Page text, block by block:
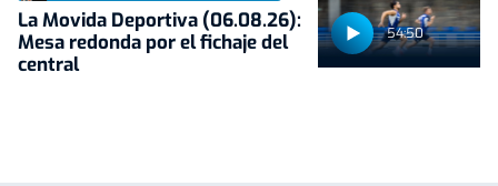
54:50
La Movida Deportiva (06.08.26):
Mesa redonda por el fichaje del
central